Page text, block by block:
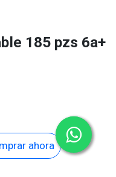
185 pzs 6a+
ahora